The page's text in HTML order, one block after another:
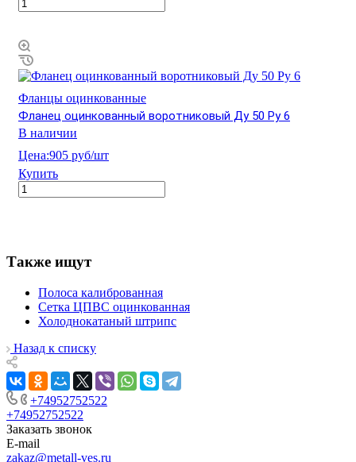
Фланцы оцинкованные
Фланец оцинкованный воротниковый Ду 50 Ру 6
В наличии
Цена:905 руб/шт
Купить
Также ищут
Полоса калиброванная
Сетка ЦПВС оцинкованная
Холоднокатаный штрипс
Назад к списку
+74952752522
+74952752522
Заказать звонок
E-mail
zakaz@metall-ves.ru